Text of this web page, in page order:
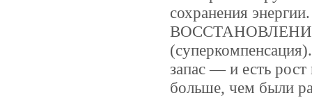
сохранения
запас — и есть
больше, чем были